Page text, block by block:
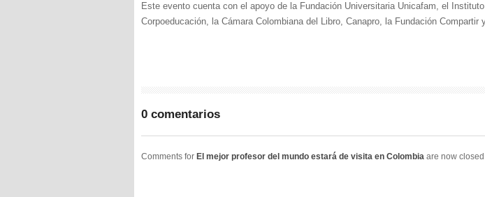
Este evento cuenta con el apoyo de la Fundación Universitaria Unicafam, el
Corpoeducación, la Cámara Colombiana del Libro, Canapro, la Fundación Compartir
0 comentarios
Comments for El mejor profesor del mundo estará de visita en Colombia are now